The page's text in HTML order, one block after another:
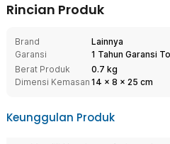
Rincian Produk
Brand
Lainnya
Garansi
1 Tahun Garansi
Berat Produk
0.7 kg
Dimensi Kemasan 14 x 8 x 25 cm
Keunggulan Produk